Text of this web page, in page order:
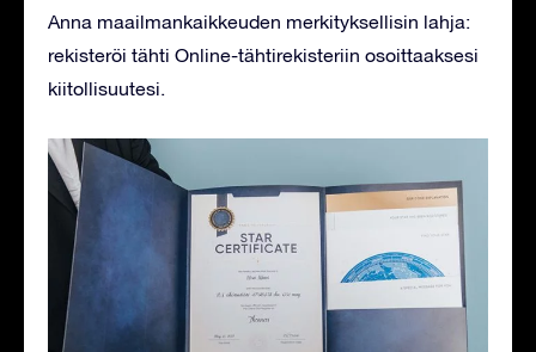
Anna maailmankaikkeuden merkityksellisin lahja:
rekisteröi tähti Online-tähtirekisteriin osoittaaksesi
kiitollisuutesi.